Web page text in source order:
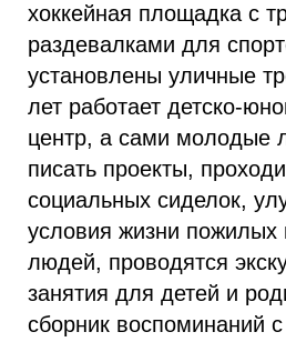
хоккейная площадка с
раздевалками для
установлены уличные
лет работает детско-
центр, а сами молодые
писать проекты,
социальных сиделок,
условия жизни пожилых
людей, проводятся
занятия для детей и
сборник воспоминаний